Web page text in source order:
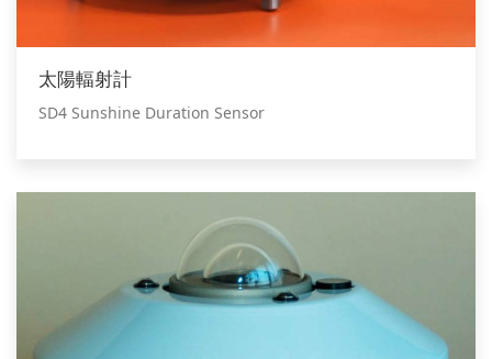
太陽輻射計
SD4 Sunshine Duration Sensor